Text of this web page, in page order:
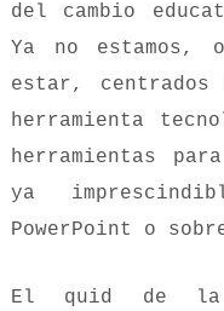
del cambio
Ya no estamos,
estar,
herramienta
herramientas
ya
PowerPoint o
El quid de la